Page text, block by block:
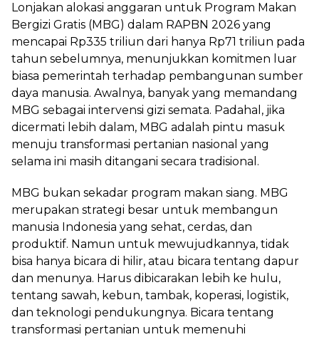
Lonjakan alokasi anggaran untuk Program Makan
Bergizi Gratis (MBG) dalam RAPBN 2026 yang
mencapai Rp335 triliun dari hanya Rp71 triliun pada
tahun sebelumnya, menunjukkan komitmen luar
biasa pemerintah terhadap pembangunan sumber
daya manusia. Awalnya, banyak yang memandang
MBG sebagai intervensi gizi semata. Padahal, jika
dicermati lebih dalam, MBG adalah pintu masuk
menuju transformasi pertanian nasional yang
selama ini masih ditangani secara tradisional.
MBG bukan sekadar program makan siang. MBG
merupakan strategi besar untuk membangun
manusia Indonesia yang sehat, cerdas, dan
produktif. Namun untuk mewujudkannya, tidak
bisa hanya bicara di hilir, atau bicara tentang dapur
dan menunya. Harus dibicarakan lebih ke hulu,
tentang sawah, kebun, tambak, koperasi, logistik,
dan teknologi pendukungnya. Bicara tentang
transformasi pertanian untuk memenuhi